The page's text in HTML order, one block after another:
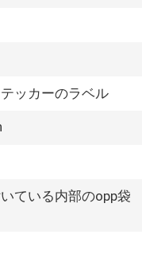
ッカーのラベル
ている内部のopp袋